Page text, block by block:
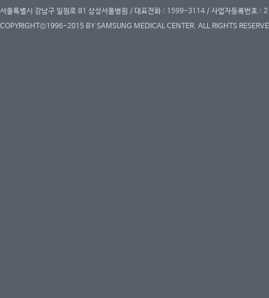
서울특별시 강남구 일원로 81 삼성서울병원 / 대표전화 : 1599-3114 / 사업자등록번호
COPYRIGHT©1996-2015 BY SAMSUNG MEDICAL CENTER. ALL RIGHTS